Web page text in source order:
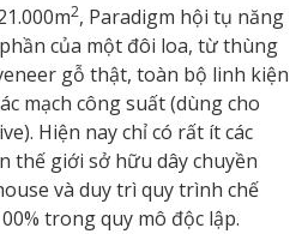
2, Paradigm hội tụ năng
của một đôi loa, từ thùng
gỗ thật, toàn bộ linh kiện
mạch công suất (dùng cho
Hiện nay chỉ có rất ít các
thế giới sở hữu dây chuyền
và duy trì quy trình chế
trong quy mô độc lập.